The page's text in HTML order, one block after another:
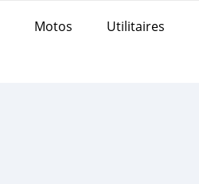
Motos Utilitaires